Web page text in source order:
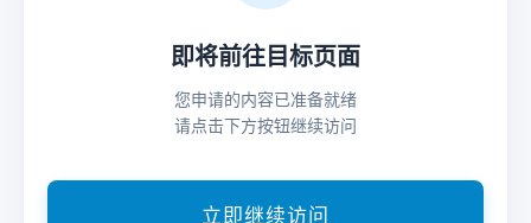
即将前往目标页面
您申请的内容已准备就绪
请点击下方按钮继续访问
立即继续访问